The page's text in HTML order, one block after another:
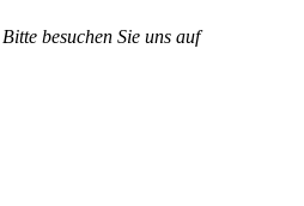
besuchen Sie uns auf